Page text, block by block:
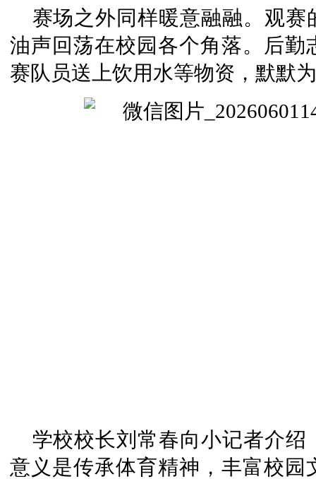
赛场之外同样暖意融融。观
油声回荡在校园各个角落。后
赛队员送上饮用水等物资，默默
学校校长刘常春向小记者介
意义是传承体育精神，丰富校